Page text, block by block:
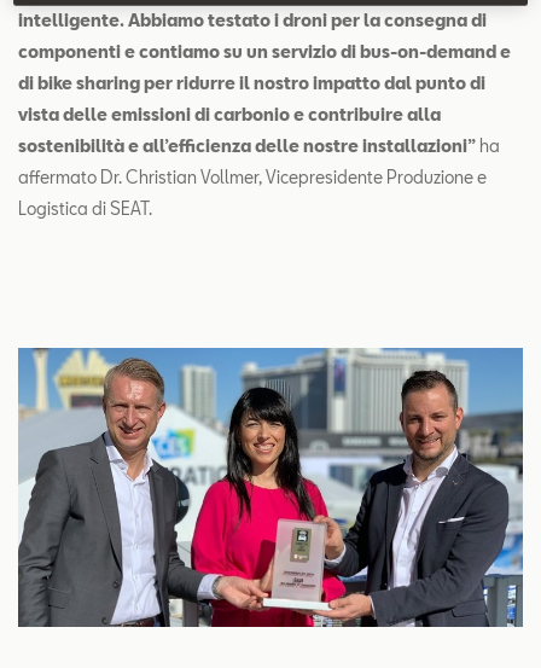
intelligente. Abbiamo testato i droni per la consegna di
componenti e contiamo su un servizio di bus-on-demand e
di bike sharing per ridurre il nostro impatto dal punto di
vista delle emissioni di carbonio e contribuire alla
sostenibilità e all’efficienza delle nostre installazioni” ha
affermato Dr. Christian Vollmer, Vicepresidente Produzione e
Logistica di SEAT.